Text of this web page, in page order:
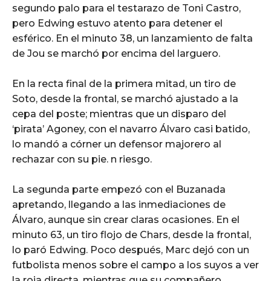
segundo palo para el testarazo de Toni Castro,
pero Edwing estuvo atento para detener el
esférico. En el minuto 38, un lanzamiento de falta
de Jou se marchó por encima del larguero.
En la recta final de la primera mitad, un tiro de
Soto, desde la frontal, se marchó ajustado a la
cepa del poste; mientras que un disparo del
‘pirata’ Agoney, con el navarro Álvaro casi batido,
lo mandó a córner un defensor majorero al
rechazar con su pie. n riesgo.
La segunda parte empezó con el Buzanada
apretando, llegando a las inmediaciones de
Álvaro, aunque sin crear claras ocasiones. En el
minuto 63, un tiro flojo de Chars, desde la frontal,
lo paró Edwing. Poco después, Marc dejó con un
futbolista menos sobre el campo a los suyos a ver